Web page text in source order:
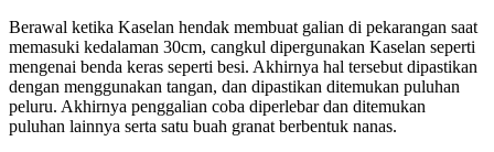
Berawal ketika Kaselan hendak membuat galian di pekarangan saat
memasuki kedalaman 30cm, cangkul dipergunakan Kaselan seperti
mengenai benda keras seperti besi. Akhirnya hal tersebut dipastikan
dengan menggunakan tangan, dan dipastikan ditemukan puluhan
peluru. Akhirnya penggalian coba diperlebar dan ditemukan
puluhan lainnya serta satu buah granat berbentuk nanas.